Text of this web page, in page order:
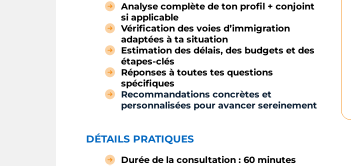
Analyse complète de ton profil + conjoint
si applicable
Vérification des voies d’immigration
adaptées à ta situation
Estimation des délais, des budgets et des
étapes-clés
Réponses à toutes tes questions
spécifiques
Recommandations concrètes et
personnalisées pour avancer sereinement
DÉTAILS PRATIQUES
Durée de la consultation : 60 minutes